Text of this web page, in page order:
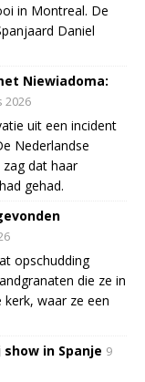
in Montreal. De
Daniel
Niewiadoma:
2026
uit een incident
Nederlandse
dat haar
gehad.
opschudding
die ze in
waar ze een
in Spanje 9